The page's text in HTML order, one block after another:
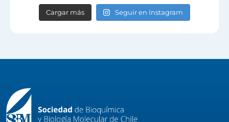
Cargar más Seguir en Instagram